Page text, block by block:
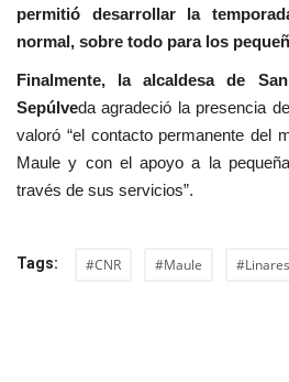
permitió desarrollar la
normal, sobre todo para los
Finalmente, la alcaldesa de
Sepúlveda agradeció la presencia
valoró “el contacto permanente del
Maule y con el apoyo a la
través de sus servicios”.
Tags: #CNR #Maule #Linares